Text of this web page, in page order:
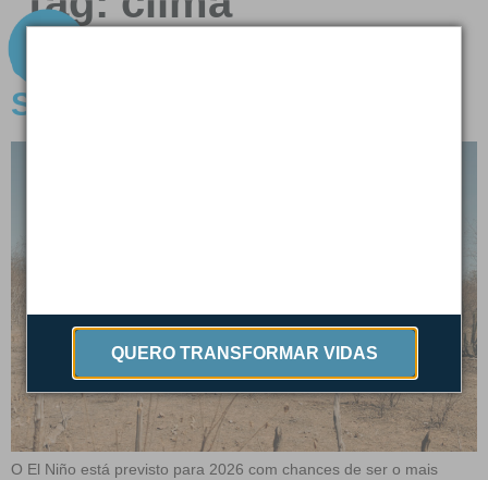
QUERO TRANSFORMAR VIDAS
Os Impactos do El Niño no
Sertão em 2026
O El Niño está previsto para 2026 com chances de ser o mais